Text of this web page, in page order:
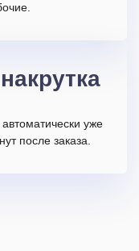
уже
после заказа.